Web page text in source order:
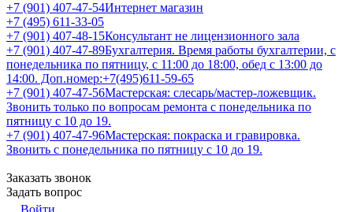
+7 (901) 407-47-54Интернет магазин
+7 (495) 611-33-05
+7 (901) 407-48-15Консультант не лицензионного зала
+7 (901) 407-47-89Бухгалтерия. Время работы бухгалтерии, с
понедельника по пятницу, с 11:00 до 18:00, обед с 13:00 до
14:00. Доп.номер:+7(495)611-59-65
+7 (901) 407-47-56Мастерская: слесарь/мастер-ложевщик.
Звонить только по вопросам ремонта с понедельника по
пятницу с 10 до 19.
+7 (901) 407-47-96Мастерская: покраска и гравировка.
Звонить с понедельника по пятницу с 10 до 19.
Заказать звонок
Задать вопрос
Войти